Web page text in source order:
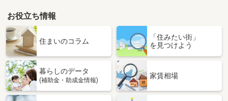
お役立ち情報
住まいのコラム
「住みたい街」
を見つけよう
暮らしのデータ
(補助金・助成金情報)
家賃相場